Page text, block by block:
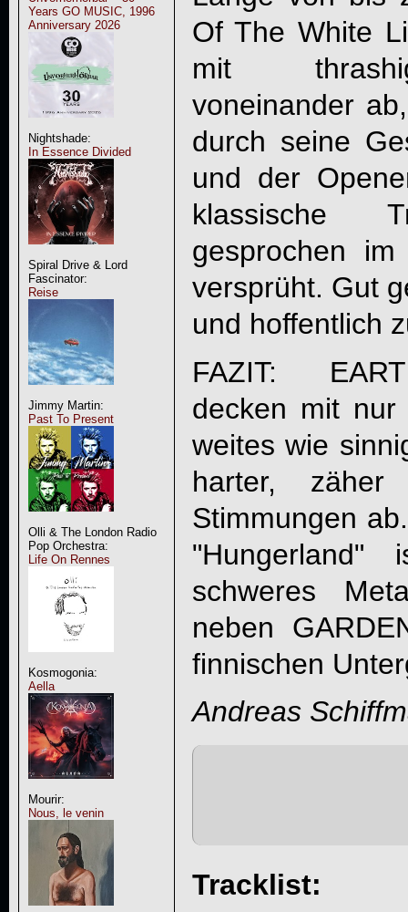
Years GO MUSIC, 1996
Anniversary 2026
Nightshade:
In Essence Divided
Spiral Drive & Lord
Fascinator:
Reise
Jimmy Martin:
Past To Present
Olli & The London Radio
Pop Orchestra:
Life On Rennes
Kosmogonia:
Aella
Mourir:
Nous, le venin
Of The White
mit
voneinander
durch seine
und der
klassische
gesprochen
versprüht. Gut
und hoffentlich
FAZIT:
decken mit
weites wie
harter,
Stimmungen
"Hungerland"
schweres
neben
finnischen
Andreas
Tracklist: